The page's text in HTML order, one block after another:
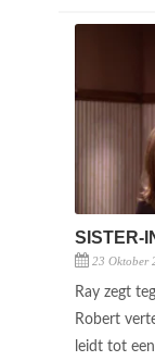
SISTER-
23 Oktober
Ray zegt
Robert
leidt tot